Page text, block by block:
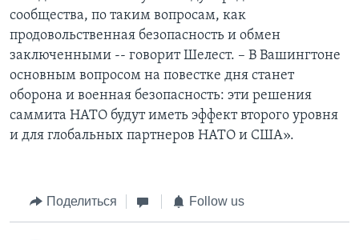
сообщества, по таким вопросам, как
продовольственная безопасность и обмен
заключенными -- говорит Шелест. – В Вашингтоне
основным вопросом на повестке дня станет
оборона и военная безопасность: эти решения
саммита НАТО будут иметь эффект второго уровня
и для глобальных партнеров НАТО и США».
Поделиться Follow us